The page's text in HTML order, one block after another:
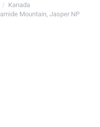
Kanada
Mountain, Jasper NP